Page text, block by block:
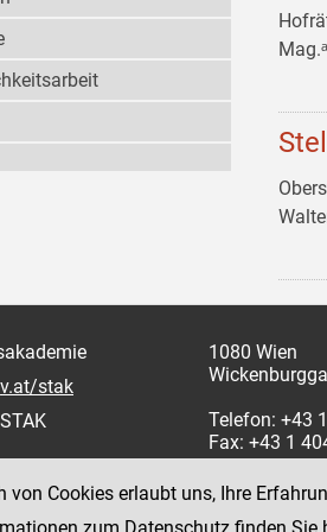
stak
1080 Wien
Telefon: +43
Fax: +43 1
von Cookies erlaubt uns, Ihre